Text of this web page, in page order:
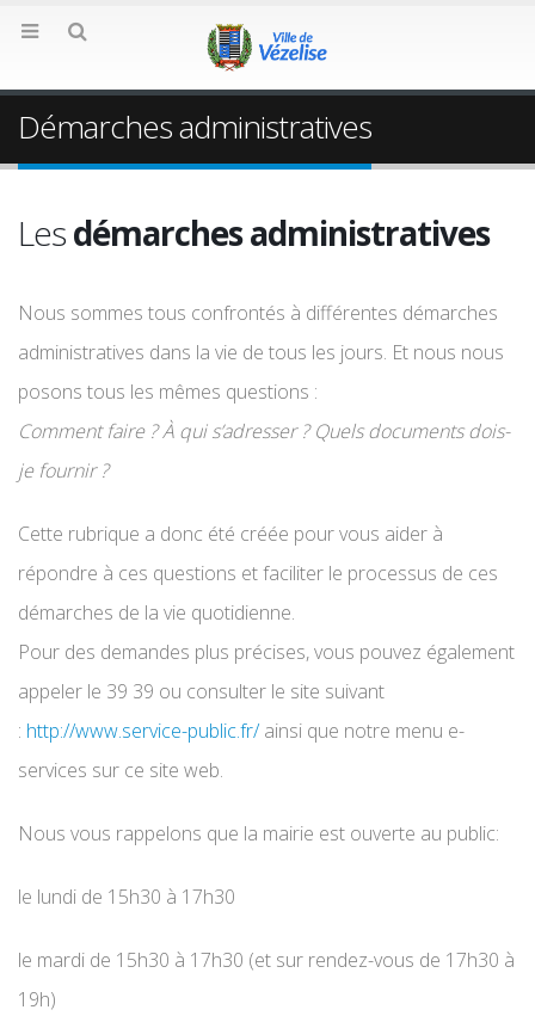
Démarches administratives
Lesdémarches administratives
Nous sommes tous confrontés à différentes démarches
administratives dans la vie de tous les jours. Et nous nous
posons tous les mêmes questions :
Comment faire ? À qui s’adresser ? Quels documents dois-
je fournir ?
Cette rubrique a donc été créée pour vous aider à
répondre à ces questions et faciliter le processus de ces
démarches de la vie quotidienne.
Pour des demandes plus précises, vous pouvez également
appeler le 39 39 ou consulter le site suivant
: http://www.service-public.fr/ainsi que notre menu e-
services sur ce site web.
Nous vous rappelons que la mairie est ouverte au public:
le lundi de 15h30 à 17h30
le mardi de 15h30 à 17h30 (et sur rendez-vous de 17h30 à
19h)